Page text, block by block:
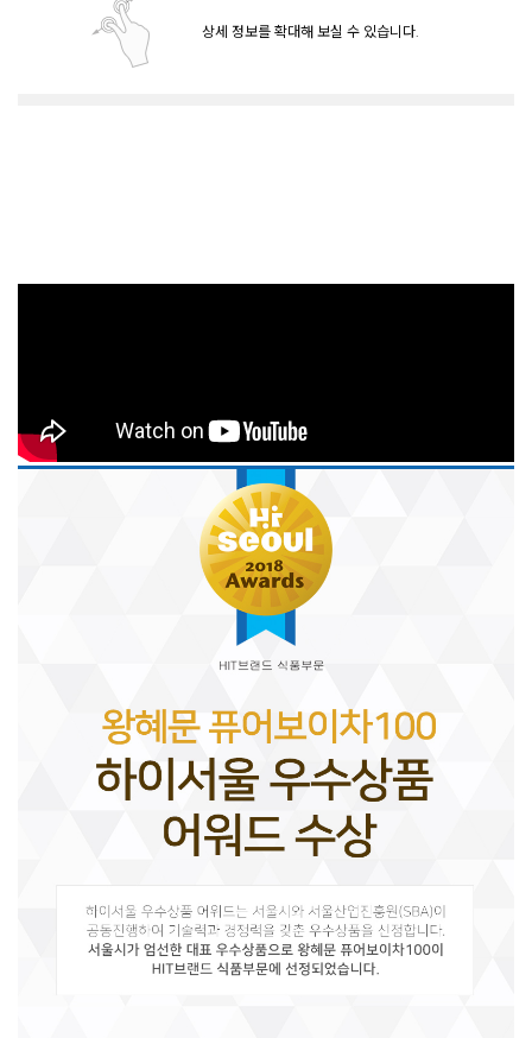
상세 정보를 확대해 보실 수 있습니다.